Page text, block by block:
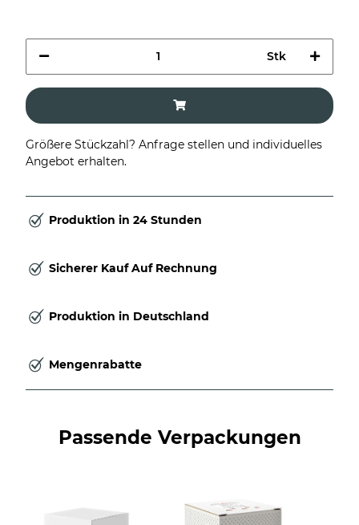
Stk
Größere Stückzahl? Anfrage stellen und individuelles
Angebot erhalten.
Produktion in 24 Stunden
Sicherer Kauf Auf Rechnung
Produktion in Deutschland
Mengenrabatte
Passende Verpackungen